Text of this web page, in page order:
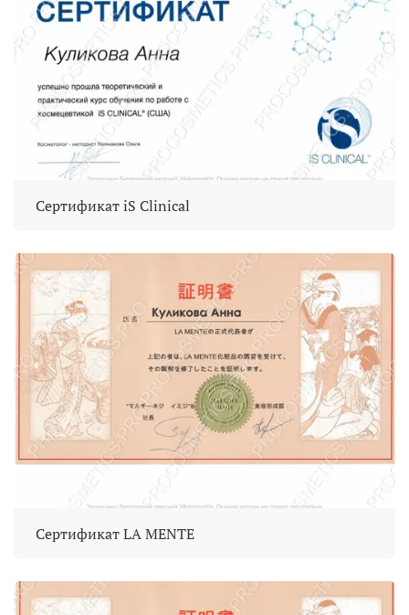
Сертификат iS Clinical
Сертификат LA MENTE